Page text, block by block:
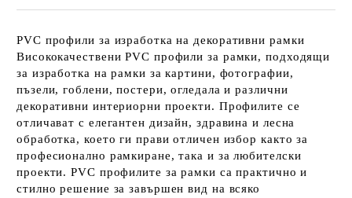
PVC профили за изработка на декоративни рамки
Висококачествени PVC профили за рамки, подходящи
за изработка на рамки за картини, фотографии,
пъзели, гоблени, постери, огледала и различни
декоративни интериорни проекти. Профилите се
отличават с елегантен дизайн, здравина и лесна
обработка, което ги прави отличен избор както за
професионално рамкиране, така и за любителски
проекти. PVC профилите за рамки са практично и
стилно решение за завършен вид на всяко